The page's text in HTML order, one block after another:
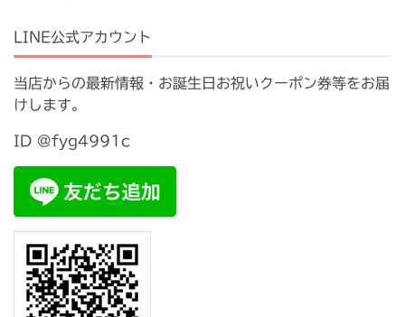
LINE公式アカウント
当店からの最新情報・お誕生日お祝いクーポン券等をお届
けします。
ID @fyg4991c